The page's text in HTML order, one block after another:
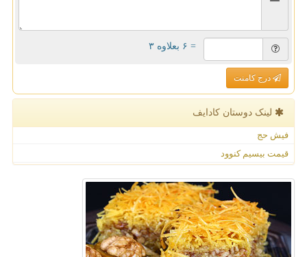
= ۶ بعلاوه ۳
درج کامنت
لینک دوستان كادایف
فیش حج
قیمت بیسیم کنوود